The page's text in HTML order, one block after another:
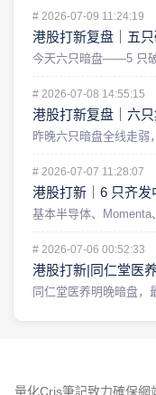
# 2026-07-09 11:24:19
港股打新复盘｜五
今天六只暗盘——5 只破
# 2026-07-08 14:55:15
港股打新复盘｜六
# 2026-07-07 11:28:07
港股打新｜6 只齐发
基本半导体、
# 2026-07-06 00:52:33
港股打新|同仁堂医
同仁堂医养明晚暗盘，
量化Cris筆記致力確保網